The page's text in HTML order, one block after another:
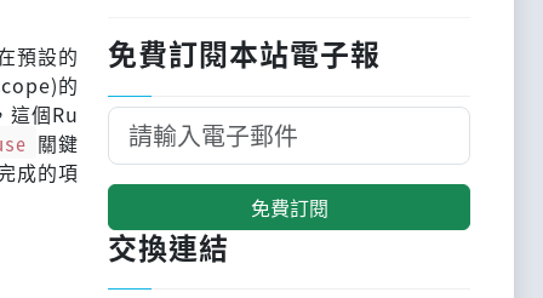
預設的
的
個Ru
關鍵
成的項
免費訂閱本站電子報
免費訂閱
交換連結